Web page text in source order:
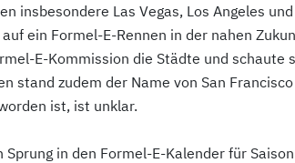
insbesondere Las Vegas, Los Angeles und
auf ein Formel-E-Rennen in der nahen
E-Kommission die Städte und schaute
stand zudem der Name von San
ist, ist unklar.
in den Formel-E-Kalender für